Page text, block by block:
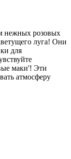
нежных розовых
луга! Они
для
маки'! Эти
атмосферу